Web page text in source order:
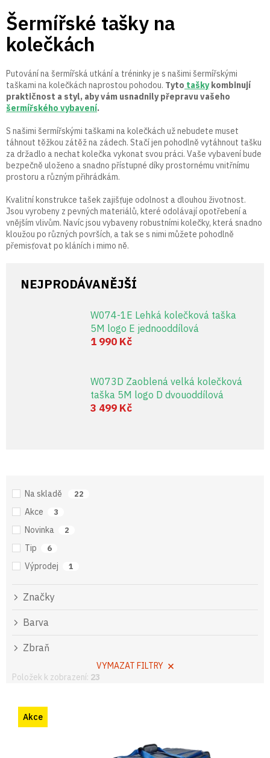
na
obsah
Šermířské tašky na
kolečkách
Putování na šermířská utkání a tréninky je s našimi šermířskými
taškami na kolečkách naprostou pohodou. Tyto taškykombinují
praktičnost a styl, aby vám usnadnily přepravu vašeho
šermířského vybavení.
S našimi šermířskými taškami na kolečkách už nebudete muset
táhnout těžkou zátěž na zádech. Stačí jen pohodlně vytáhnout tašku
za držadlo a nechat kolečka vykonat svou práci. Vaše vybavení bude
bezpečně uloženo a snadno přístupné díky prostornému vnitřnímu
prostoru a různým přihrádkám.
Kvalitní konstrukce tašek zajišťuje odolnost a dlouhou životnost.
Jsou vyrobeny z pevných materiálů, které odolávají opotřebení a
vnějším vlivům. Navíc jsou vybaveny robustními kolečky, která snadno
kloužou po různých površích, a tak se s nimi můžete pohodlně
přemisťovat po kláních i mimo ně.
NEJPRODÁVANĚJŠÍ
W074-1E Lehká kolečková taška
5M logo E jednooddílová
1 990 Kč
W073D Zaoblená velká kolečková
taška 5M logo D dvouoddílová
3 499 Kč
Na skladě 22
Akce 3
Novinka 2
Tip 6
Výprodej 1
Značky
Barva
Zbraň
VYMAZAT FILTRY
Položek k zobrazení: 23
Akce